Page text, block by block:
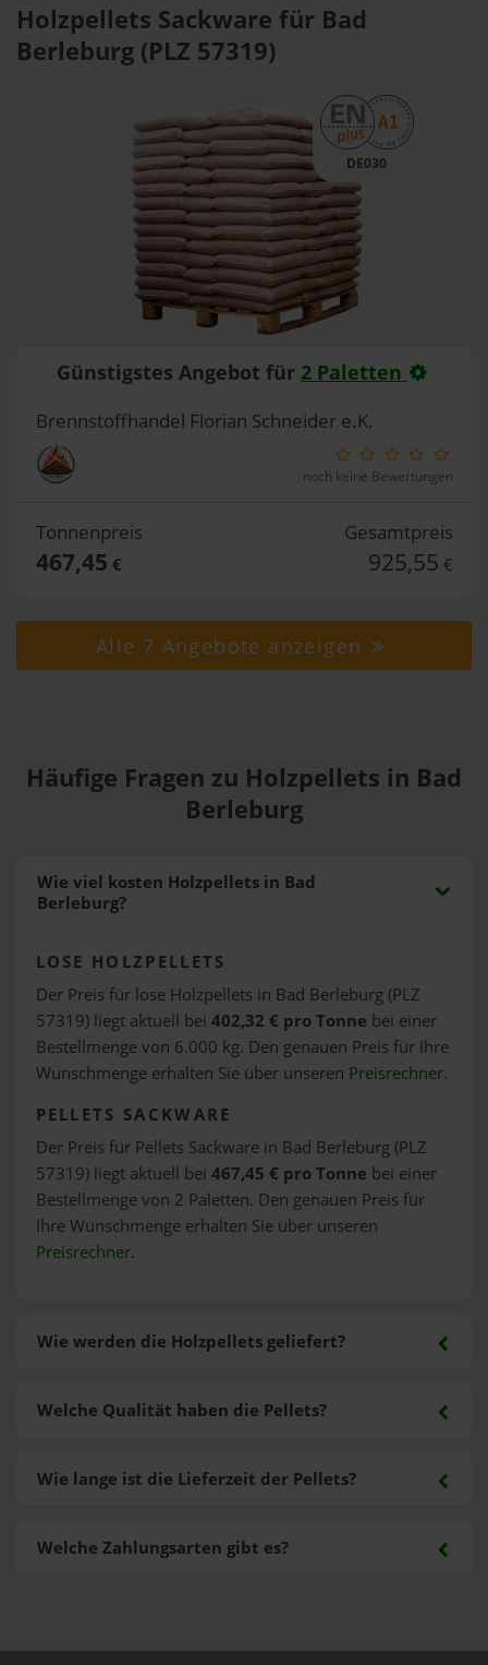
Holzpellets Sackware für Bad
Berleburg (PLZ 57319)
DE030
Günstigstes Angebot für 2 Paletten
Brennstoffhandel Florian Schneider e.K.
noch keine Bewertungen
Tonnenpreis
467,45 €
Gesamtpreis
925,55 €
Alle 7 Angebote anzeigen
Häufige Fragen zu Holzpellets in Bad
Berleburg
Wie viel kosten Holzpellets in Bad
Berleburg?
LOSE HOLZPELLETS
Der Preis für lose Holzpellets in Bad Berleburg (PLZ
57319) liegt aktuell bei 402,32 € pro Tonne bei einer
Bestellmenge von 6.000 kg. Den genauen Preis für Ihre
Wunschmenge erhalten Sie über unseren Preisrechner.
PELLETS SACKWARE
Der Preis für Pellets Sackware in Bad Berleburg (PLZ
57319) liegt aktuell bei 467,45 € pro Tonne bei einer
Bestellmenge von 2 Paletten. Den genauen Preis für
Ihre Wunschmenge erhalten Sie über unseren
Preisrechner.
Wie werden die Holzpellets geliefert?
Welche Zahlungsarten gibt es?
Welche Qualität haben die Pellets?
Wie lange ist die Lieferzeit der Pellets?